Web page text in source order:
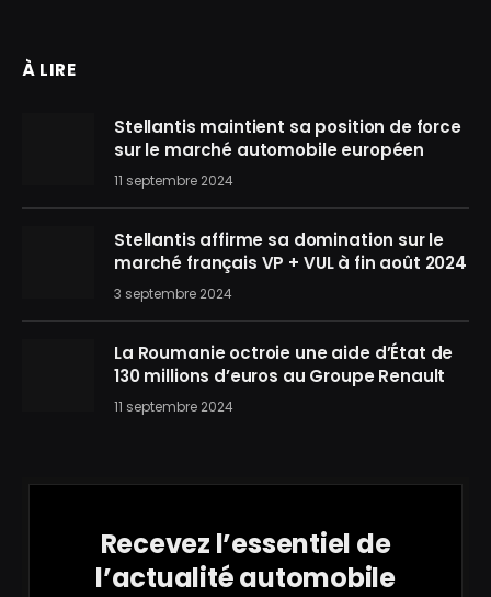
À LIRE
Stellantis maintient sa position de force
sur le marché automobile européen
11 septembre 2024
Stellantis affirme sa domination sur le
marché français VP + VUL à fin août 2024
3 septembre 2024
La Roumanie octroie une aide d’État de
130 millions d’euros au Groupe Renault
11 septembre 2024
Recevez l’essentiel de
l’actualité automobile